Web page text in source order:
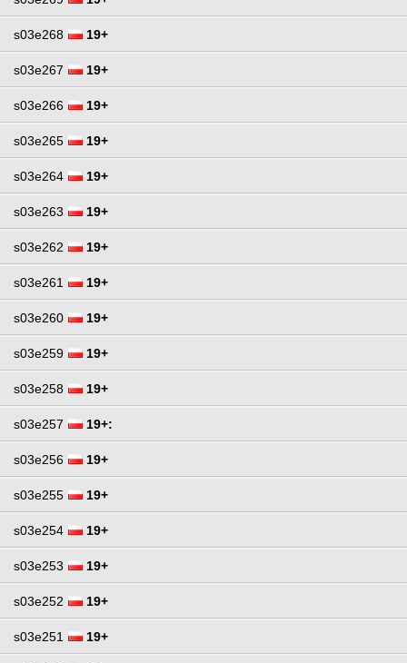
s03e268 19+
s03e267 19+
s03e266 19+
s03e265 19+
s03e264 19+
s03e263 19+
s03e262 19+
s03e261 19+
s03e260 19+
s03e259 19+
s03e258 19+
s03e257 19+:
s03e256 19+
s03e255 19+
s03e254 19+
s03e253 19+
s03e252 19+
s03e251 19+